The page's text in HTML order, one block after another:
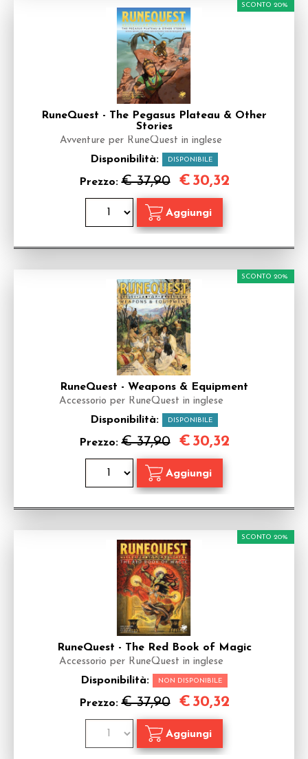
RuneQuest - The Pegasus Plateau & Other
Stories
Avventure per RuneQuest in inglese
Disponibilità: DISPONIBILE
Prezzo:€ 37,90
SCONTO 20%
€ 30,32
RuneQuest - Weapons & Equipment
Accessorio per RuneQuest in inglese
Disponibilità: DISPONIBILE
Prezzo:€ 37,90
SCONTO 20%
€ 30,32
RuneQuest - The Red Book of Magic
Accessorio per RuneQuest in inglese
Disponibilità: NON DISPONIBILE
Prezzo:€ 37,90
SCONTO 20%
€ 30,32